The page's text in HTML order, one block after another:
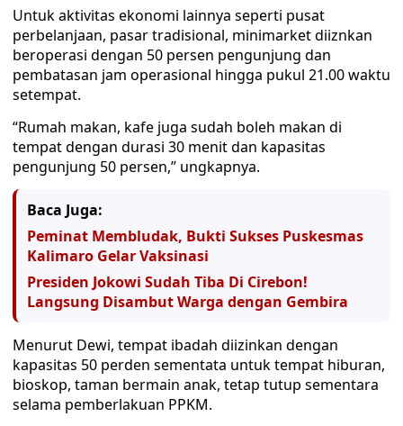
Untuk aktivitas ekonomi lainnya seperti pusat
perbelanjaan, pasar tradisional, minimarket diiznkan
beroperasi dengan 50 persen pengunjung dan
pembatasan jam operasional hingga pukul 21.00 waktu
setempat.
“Rumah makan, kafe juga sudah boleh makan di
tempat dengan durasi 30 menit dan kapasitas
pengunjung 50 persen,” ungkapnya.
Baca Juga:
Peminat Membludak, Bukti Sukses Puskesmas
Kalimaro Gelar Vaksinasi
Presiden Jokowi Sudah Tiba Di Cirebon!
Langsung Disambut Warga dengan Gembira
Menurut Dewi, tempat ibadah diizinkan dengan
kapasitas 50 perden sementata untuk tempat hiburan,
bioskop, taman bermain anak, tetap tutup sementara
selama pemberlakuan PPKM.